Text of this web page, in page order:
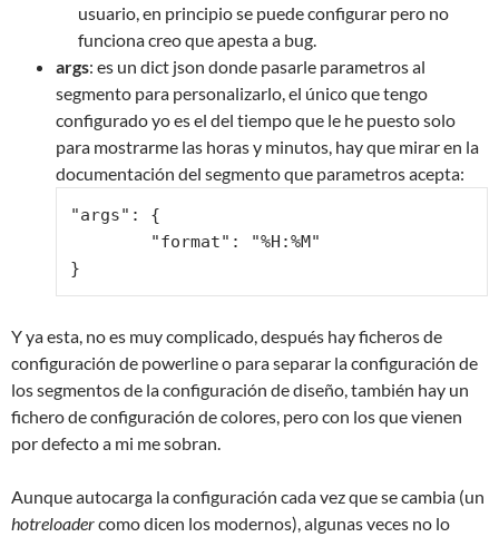
usuario, en principio se puede configurar pero no
funciona creo que apesta a bug.
args: es un dict json donde pasarle parametros al
segmento para personalizarlo, el único que tengo
configurado yo es el del tiempo que le he puesto solo
para mostrarme las horas y minutos, hay que mirar en la
documentación del segmento que parametros acepta:
"args": {
}
Y ya esta, no es muy complicado, después hay ficheros de
configuración de powerline o para separar la configuración de
los segmentos de la configuración de diseño, también hay un
fichero de configuración de colores, pero con los que vienen
por defecto a mi me sobran.
Aunque autocarga la configuración cada vez que se cambia (un
hotreloadercomo dicen los modernos), algunas veces no lo